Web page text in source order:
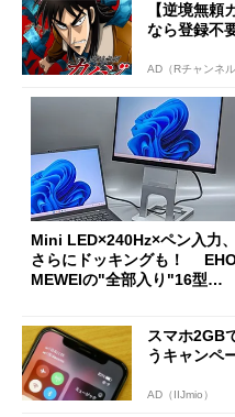
【逆境無頼
なら登録不
AD（Rチャンネル
Mini LED×240Hz×ペン入力、
さらにドッキングも！
MEWEIの"全部入り"16型モ
スマホ2GB
うキャンペ
AD（IIJmio）